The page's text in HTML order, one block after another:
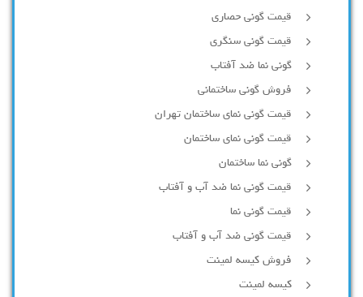
قیمت گونی حصاری
قیمت گونی سنگری
گونی نما ضد آفتاب
فروش گونی ساختمانی
قیمت گونی نمای ساختمان تهران
قیمت گونی نمای ساختمان
گونی نما ساختمان
قیمت گونی نما ضد آب و آفتاب
قیمت گونی نما
قیمت گونی ضد آب و آفتاب
فروش کیسه لمینت
کیسه لمینت